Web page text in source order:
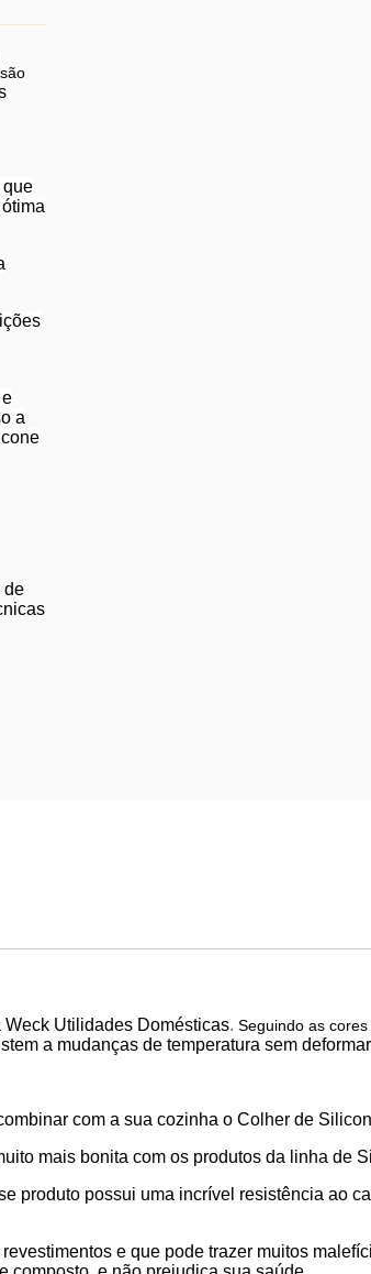
que
a
de
Weck Utilidades Domésticas. Seguindo as
a mudanças de temperatura sem
com a sua cozinha o Colher de
mais bonita com os produtos da linha de
produto possui uma incrível resistência ao
e que pode trazer muitos